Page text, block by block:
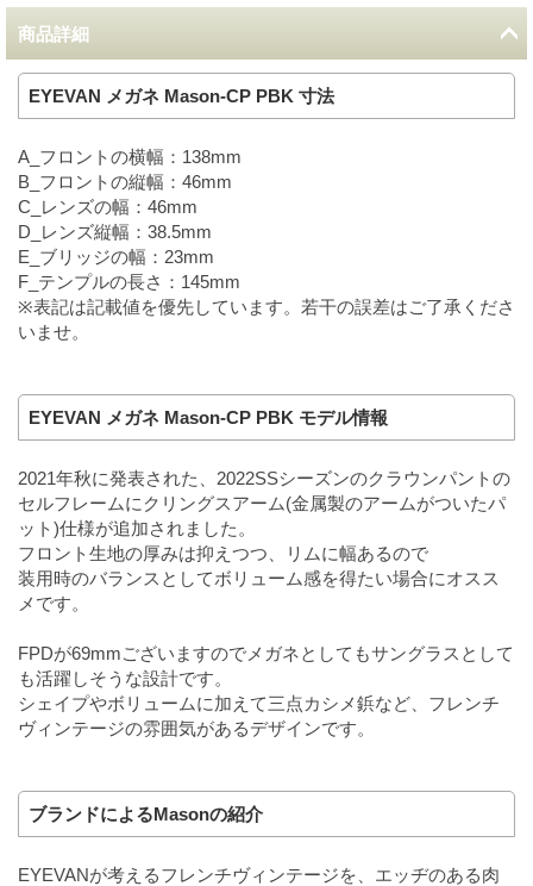
商品詳細
EYEVAN メガネ Mason-CP PBK 寸法
A_フロントの横幅：138mm
B_フロントの縦幅：46mm
C_レンズの幅：46mm
D_レンズ縦幅：38.5mm
E_ブリッジの幅：23mm
F_テンプルの長さ：145mm
※表記は記載値を優先しています。若干の誤差はご了承くださ
いませ。
EYEVAN メガネ Mason-CP PBK モデル情報
2021年秋に発表された、2022SSシーズンのクラウンパントの
セルフレームにクリングスアーム(金属製のアームがついたパ
ット)仕様が追加されました。
フロント生地の厚みは抑えつつ、リムに幅あるので
装用時のバランスとしてボリューム感を得たい場合にオスス
メです。
FPDが69mmございますのでメガネとしてもサングラスとして
も活躍しそうな設計です。
シェイプやボリュームに加えて三点カシメ鋲など、フレンチ
ヴィンテージの雰囲気があるデザインです。
ブランドによるMasonの紹介
EYEVANが考えるフレンチヴィンテージを、エッヂのある肉